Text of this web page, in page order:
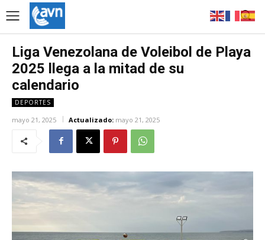
Liga Venezolana de Voleibol de Playa
2025 llega a la mitad de su
calendario
DEPORTES
mayo 21, 2025 Actualizado: mayo 21, 2025